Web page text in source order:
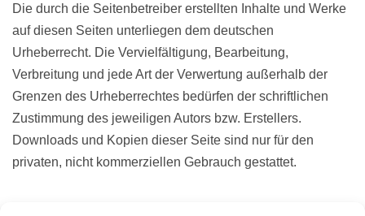
Die durch die Seitenbetreiber erstellten Inhalte und Werke
auf diesen Seiten unterliegen dem deutschen
Urheberrecht. Die Vervielfältigung, Bearbeitung,
Verbreitung und jede Art der Verwertung außerhalb der
Grenzen des Urheberrechtes bedürfen der schriftlichen
Zustimmung des jeweiligen Autors bzw. Erstellers.
Downloads und Kopien dieser Seite sind nur für den
privaten, nicht kommerziellen Gebrauch gestattet.